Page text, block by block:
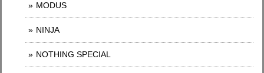
MODUS
NINJA
NOTHING SPECIAL